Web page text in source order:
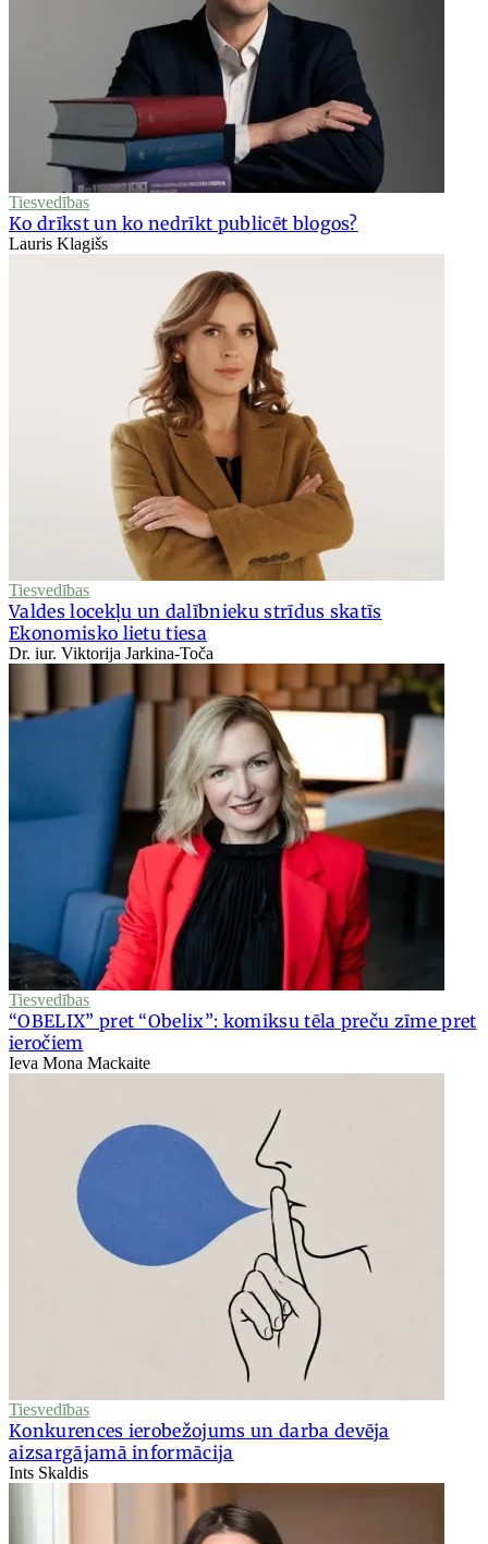
Tiesvedības
Ko drīkst un ko nedrīkt publicēt blogos?
Lauris Klagišs
Tiesvedības
Valdes locekļu un dalībnieku strīdus skatīs
Ekonomisko lietu tiesa
Dr. iur. Viktorija Jarkina-Toča
Tiesvedības
“OBELIX” pret “Obelix”: komiksu tēla preču zīme pret
ieročiem
Ieva Mona Mackaite
Tiesvedības
Konkurences ierobežojums un darba devēja
aizsargājamā informācija
Ints Skaldis